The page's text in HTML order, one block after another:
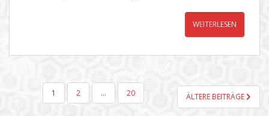
WEITERLESEN
SEITENNUMMERIERUNG
1 2 … 20 ÄLTERE BEITRÄGE